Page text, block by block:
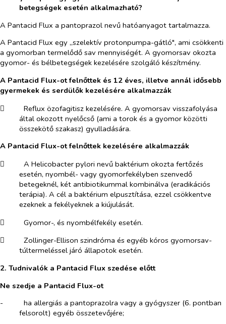
betegségek esetén alkalmazható?
A Pantacid Flux a pantoprazol nevű hatóanyagot tartalmazza.
A Pantacid Flux egy „szelektív protonpumpa-gátló", ami csökkenti
a gyomorban termelődő sav mennyiségét. A gyomorsav okozta
gyomor- és bélbetegségek kezelésére szolgáló készítmény.
A Pantacid Flux-ot felnőttek és 12 éves, illetve annál idősebb
gyermekek és serdülők kezelésére alkalmazzák
​
Reflux özofagitisz kezelésére. A gyomorsav visszafolyása
által okozott nyelőcső (ami a torok és a gyomor közötti
összekötő szakasz) gyulladására.
A Pantacid Flux-ot felnőttek kezelésére alkalmazzák
​
A Helicobacter pylori nevű baktérium okozta fertőzés
esetén, nyombél- vagy gyomorfekélyben szenvedő
betegeknél, két antibiotikummal kombinálva (eradikációs
terápia). A cél a baktérium elpusztítása, ezzel csökkentve
ezeknek a fekélyeknek a kiújulását.
​
Gyomor-, és nyombélfekély esetén.
​
Zollinger-Ellison szindróma és egyéb kóros gyomorsav-
túltermeléssel járó állapotok esetén.
2. Tudnivalók a Pantacid Flux szedése előtt
Ne szedje a Pantacid Flux-ot
-​
ha allergiás a pantoprazolra vagy a gyógyszer (6. pontban
felsorolt) egyéb összetevőjére;